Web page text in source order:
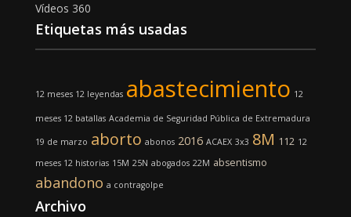
Vídeos 360
Etiquetas más usadas
12 meses 12 leyendas abastecimiento 12
meses 12 batallas Academia de Seguridad Pública de Extremadura
19 de marzo aborto abonos 2016 ACAEX 3x3 8M 112 12
meses 12 historias 15M 25N abogados 22M absentismo
abandono a contragolpe
Archivo